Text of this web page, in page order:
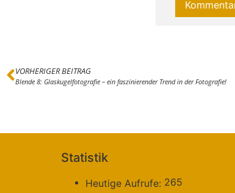
VORHERIGER BEITRAG
Blende 8: Glaskugelfotografie – ein faszinierender Trend in der Fotografie!
Statistik
Heutige Aufrufe: 265